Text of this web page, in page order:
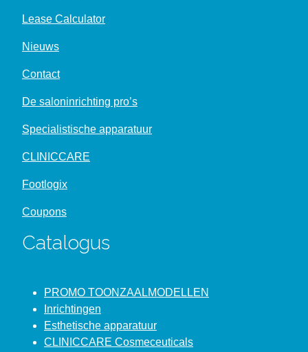
Lease Calculator
Nieuws
Contact
De saloninrichting pro’s
Specialistische apparatuur
CLINICCARE
Footlogix
Coupons
Catalogus
PROMO TOONZAALMODELLEN
Inrichtingen
Esthetische apparatuur
CLINICCARE Cosmeceuticals